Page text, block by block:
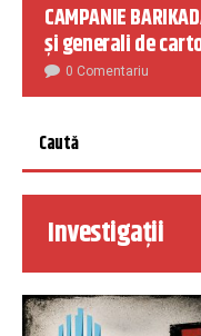
CAMPANIE
și generali de
0 Comentariu
Investigații